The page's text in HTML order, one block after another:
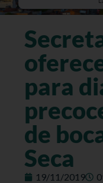
para
de
Seca
19/11/2019